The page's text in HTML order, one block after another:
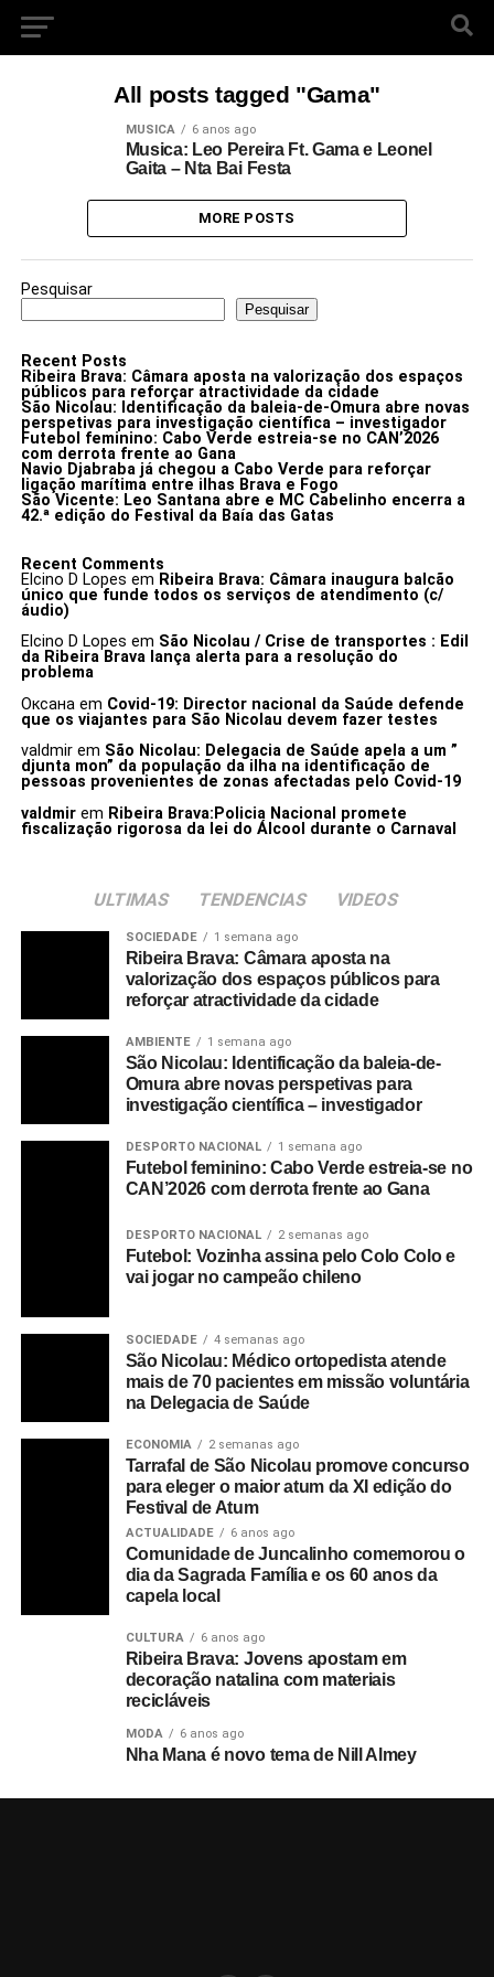
All posts tagged "Gama"
MUSICA 6 anos ago
Musica: Leo Pereira Ft. Gama e Leonel
Gaita – Nta Bai Festa
MORE POSTS
Pesquisar
Pesquisar
Recent Posts
Ribeira Brava: Câmara aposta na valorização dos espaços
públicos para reforçar atractividade da cidade
São Nicolau: Identificação da baleia-de-Omura abre novas
perspetivas para investigação científica – investigador
Futebol feminino: Cabo Verde estreia-se no CAN’2026
com derrota frente ao Gana
Navio Djabraba já chegou a Cabo Verde para reforçar
ligação marítima entre ilhas Brava e Fogo
São Vicente: Leo Santana abre e MC Cabelinho encerra a
42.ª edição do Festival da Baía das Gatas
Recent Comments
Elcino D Lopes em Ribeira Brava: Câmara inaugura balcão
único que funde todos os serviços de atendimento (c/
áudio)
Elcino D Lopes em São Nicolau / Crise de transportes : Edil
da Ribeira Brava lança alerta para a resolução do
problema
Оксанаem Covid-19: Director nacional da Saúde defende
que os viajantes para São Nicolau devem fazer testes
valdmirem São Nicolau: Delegacia de Saúde apela a um ”
djunta mon” da população da ilha na identificação de
pessoas provenientes de zonas afectadas pelo Covid-19
valdmirem Ribeira Brava:Policia Nacional promete
fiscalização rigorosa da lei do Álcool durante o Carnaval
ULTIMAS TENDENCIAS VIDEOS
SOCIEDADE 1 semana ago
Ribeira Brava: Câmara aposta na
valorização dos espaços públicos para
reforçar atractividade da cidade
AMBIENTE 1 semana ago
São Nicolau: Identificação da baleia-de-
Omura abre novas perspetivas para
investigação científica – investigador
DESPORTO NACIONAL 1 semana ago
Futebol feminino: Cabo Verde estreia-se no
CAN’2026 com derrota frente ao Gana
DESPORTO NACIONAL 2 semanas ago
Futebol: Vozinha assina pelo Colo Colo e
vai jogar no campeão chileno
SOCIEDADE 4 semanas ago
São Nicolau: Médico ortopedista atende
mais de 70 pacientes em missão voluntária
na Delegacia de Saúde
ECONOMIA 2 semanas ago
Tarrafal de São Nicolau promove concurso
para eleger o maior atum da XI edição do
Festival de Atum
ACTUALIDADE 6 anos ago
Comunidade de Juncalinho comemorou o
dia da Sagrada Família e os 60 anos da
capela local
CULTURA 6 anos ago
Ribeira Brava: Jovens apostam em
decoração natalina com materiais
recicláveis
MODA 6 anos ago
Nha Mana é novo tema de Nill Almey